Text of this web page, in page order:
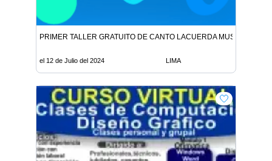
PRIMER TALLER GRATUITO DE CANTO LACUERDA MUSIC PERÚ
el 12 de Julio del 2024 LIMA